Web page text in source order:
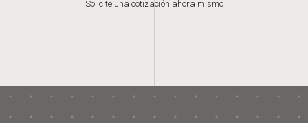
Solicite una cotización ahora mismo